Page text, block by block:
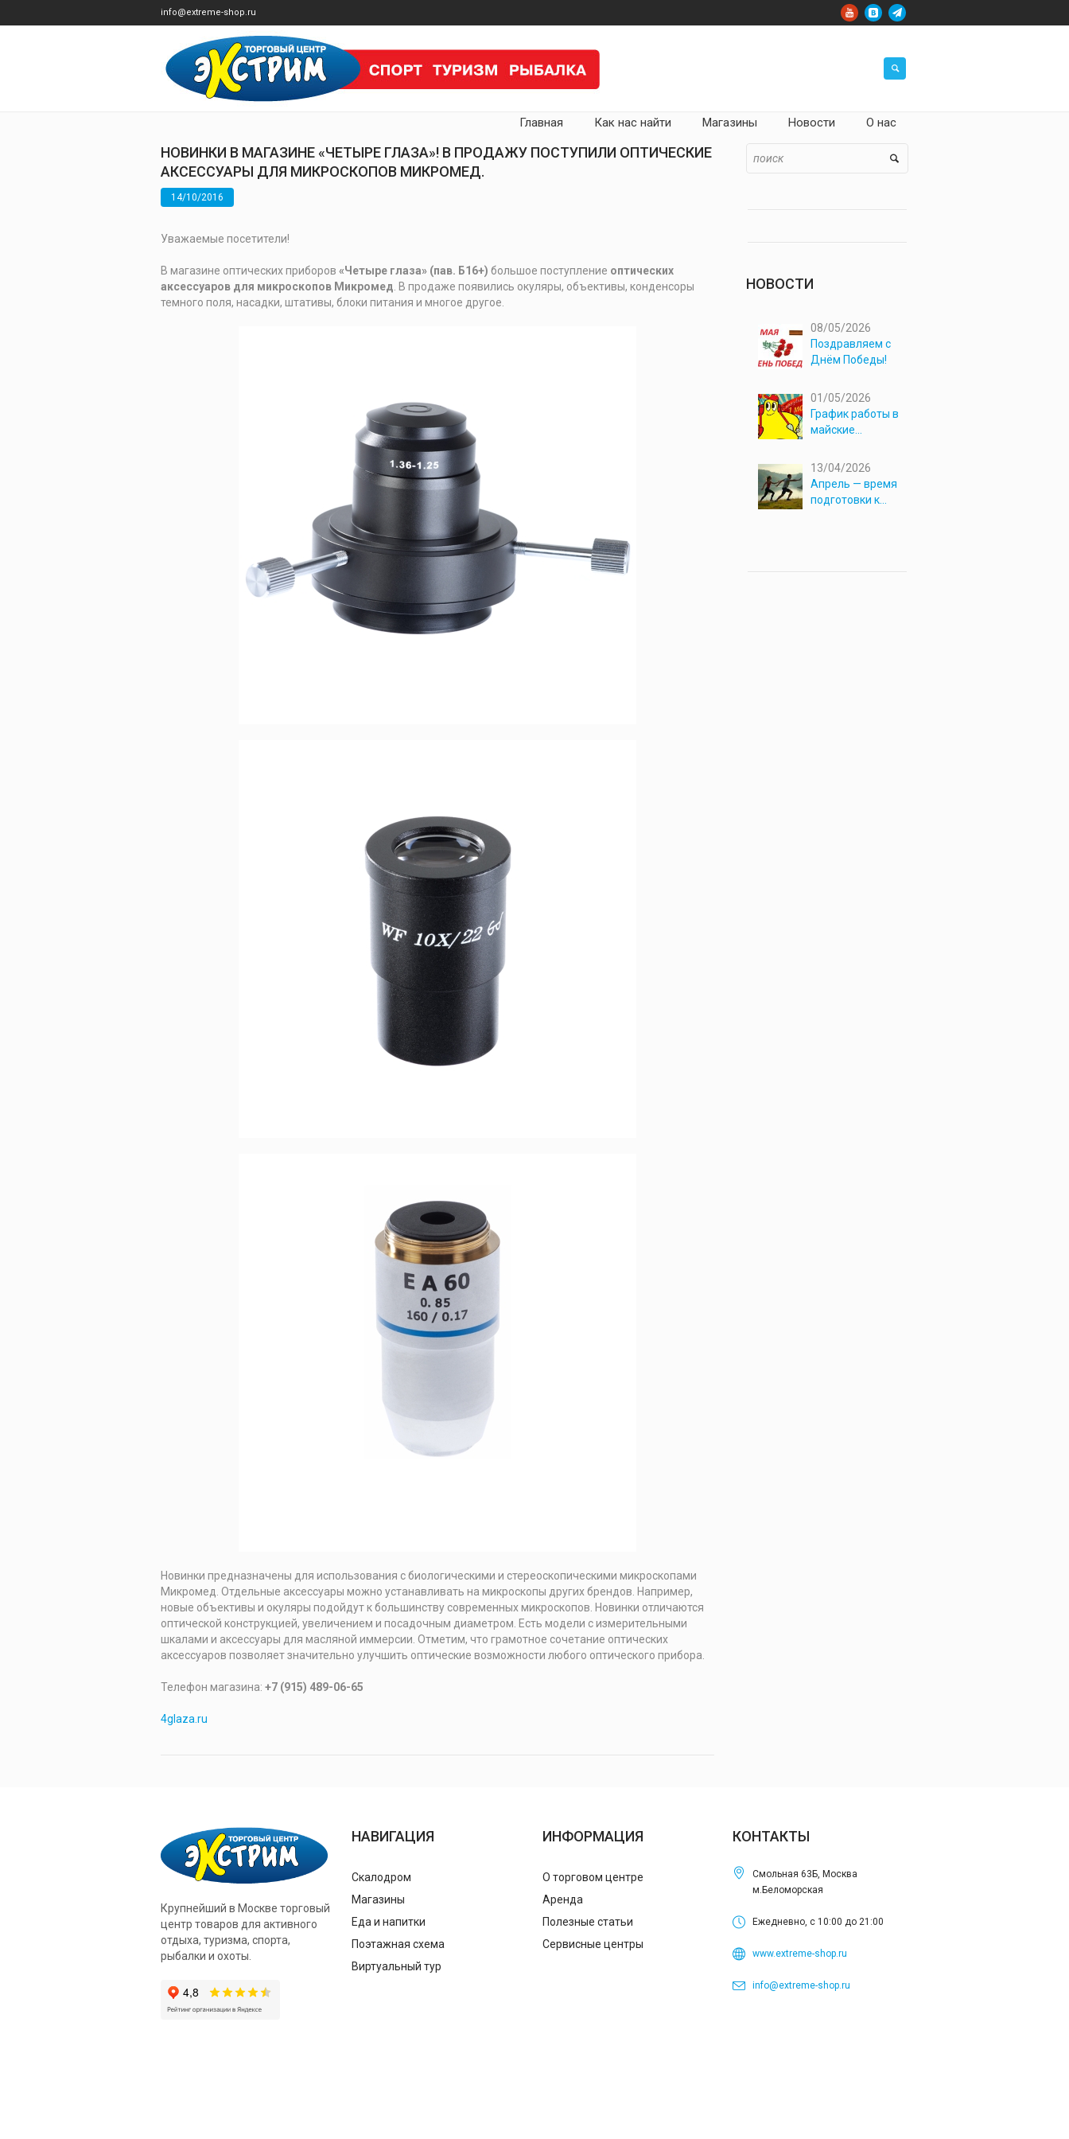
info@extreme-shop.ru
Главная Как нас найти Магазины Новости О нас
НОВИНКИ В МАГАЗИНЕ «ЧЕТЫРЕ ГЛАЗА»! В ПРОДАЖУ ПОСТУПИЛИ ОПТИЧЕСКИЕ
АКСЕССУАРЫ ДЛЯ МИКРОСКОПОВ МИКРОМЕД.
14/10/2016
Уважаемые посетители!
В магазине оптических приборов «Четыре глаза» (пав. Б16+) большое поступление оптических
аксессуаров для микроскопов Микромед . В продаже появились окуляры, объективы, конденсоры
темного поля, насадки, штативы, блоки питания и многое другое.
Новинки предназначены для использования с биологическими и стереоскопическими микроскопами
Микромед. Отдельные аксессуары можно устанавливать на микроскопы других брендов. Например,
новые объективы и окуляры подойдут к большинству современных микроскопов. Новинки отличаются
оптической конструкцией, увеличением и посадочным диаметром. Есть модели с измерительными
шкалами и аксессуары для масляной иммерсии. Отметим, что грамотное сочетание оптических
аксессуаров позволяет значительно улучшить оптические возможности любого оптического прибора.
Телефон магазина: +7 (915) 489-06-65
4glaza.ru
НОВОСТИ
08/05/2026
Поздравляем с
Днём Победы!
01/05/2026
График работы в
майские
13/04/2026
Апрель — время
подготовки к
Крупнейший в Москве торговый
центр товаров для активного
отдыха, туризма, спорта,
рыбалки и охоты.
НАВИГАЦИЯ
Скалодром
Магазины
Еда и напитки
Поэтажная схема
Виртуальный тур
ИНФОРМАЦИЯ
О торговом центре
Аренда
Полезные статьи
Сервисные центры
КОНТАКТЫ
Смольная 63Б, Москва
м.Беломорская
Ежедневно, с 10:00 до 21:00
www.extreme-shop.ru
info@extreme-shop.ru